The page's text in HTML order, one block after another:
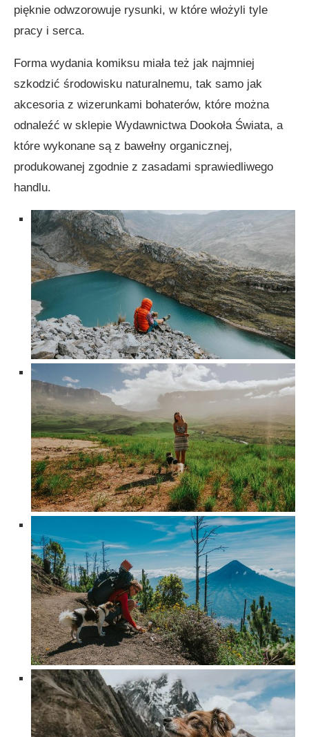
pięknie odwzorowuje rysunki, w które włożyli tyle
pracy i serca.
Forma wydania komiksu miała też jak najmniej
szkodzić środowisku naturalnemu, tak samo jak
akcesoria z wizerunkami bohaterów, które można
odnaleźć w sklepie Wydawnictwa Dookoła Świata, a
które wykonane są z bawełny organicznej,
produkowanej zgodnie z zasadami sprawiedliwego
handlu.